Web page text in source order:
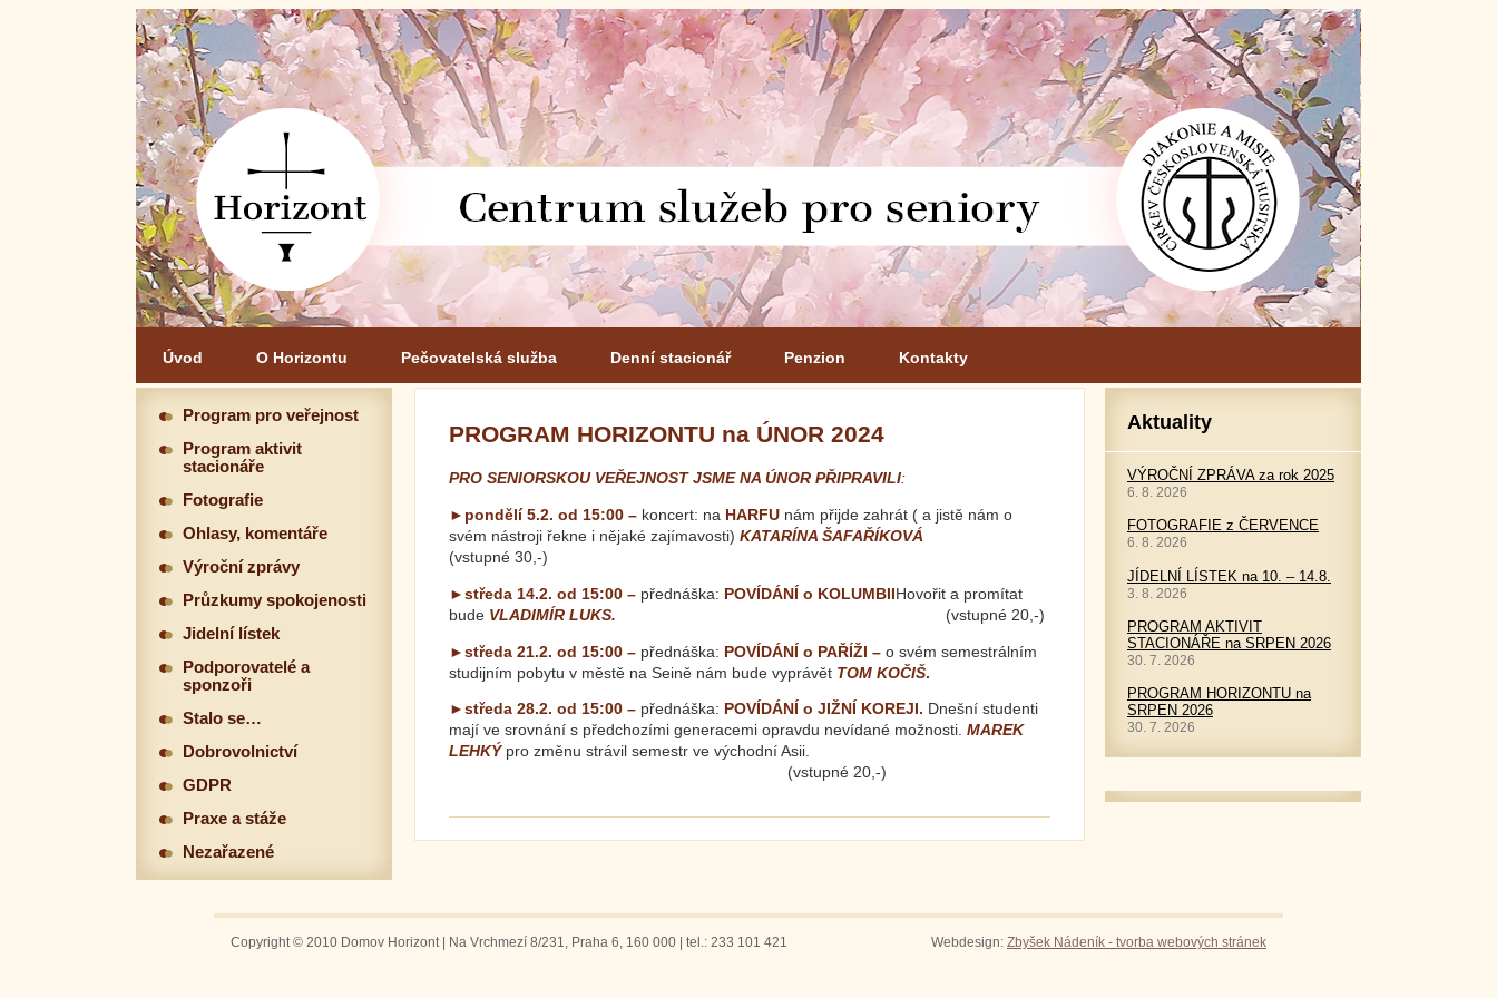
Úvod O Horizontu Pečovatelská služba Denní stacionář Penzion Kontakty
PROGRAM HORIZONTU na ÚNOR 2024
PRO SENIORSKOU VEŘEJNOST JSME NA ÚNOR PŘIPRAVILI:
►pondělí 5.2. od 15:00 – koncert: na HARFU nám přijde zahrát ( a jistě nám o
svém nástroji řekne i nějaké zajímavosti) KATARÍNA ŠAFAŘÍKOVÁ
(vstupné 30,-)
►středa 14.2. od 15:00 – přednáška: POVÍDÁNÍ o KOLUMBIIHovořit a promítat
bude VLADIMÍR LUKS. (vstupné 20,-)
►středa 21.2. od 15:00 – přednáška: POVÍDÁNÍ o PAŘÍŽI – o svém semestrálním
studijním pobytu v městě na Seině nám bude vyprávět TOM KOČIŠ.
►středa 28.2. od 15:00 – přednáška: POVÍDÁNÍ o JIŽNÍ KOREJI. Dnešní studenti
mají ve srovnání s předchozími generacemi opravdu nevídané možnosti. MAREK
LEHKÝ pro změnu strávil semestr ve východní Asii.
(vstupné 20,-)
Program pro veřejnost
Program aktivit
stacionáře
Fotografie
Ohlasy, komentáře
Výroční zprávy
Průzkumy spokojenosti
Jidelní lístek
Podporovatelé a
sponzoři
Stalo se…
Dobrovolnictví
GDPR
Praxe a stáže
Nezařazené
Aktuality
VÝROČNÍ ZPRÁVA za rok 2025
6. 8. 2026
FOTOGRAFIE z ČERVENCE
6. 8. 2026
JÍDELNÍ LÍSTEK na 10. – 14.8.
3. 8. 2026
PROGRAM AKTIVIT
STACIONÁŘE na SRPEN 2026
30. 7. 2026
PROGRAM HORIZONTU na
SRPEN 2026
30. 7. 2026
Copyright © 2010 Domov Horizont | Na Vrchmezí 8/231, Praha 6, 160 000 | tel.: 233 101 421 Webdesign: Zbyšek Nádeník - tvorba webových stránek